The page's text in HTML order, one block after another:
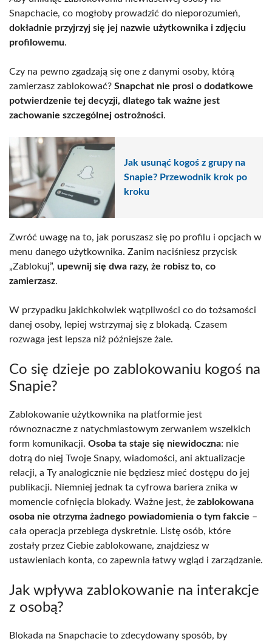
Snapchacie, co mogłoby prowadzić do nieporozumień,
dokładnie przyjrzyj się jej nazwie użytkownika i zdjęciu
profilowemu.
Czy na pewno zgadzają się one z danymi osoby, którą
zamierzasz zablokować? Snapchat nie prosi o dodatkowe
potwierdzenie tej decyzji, dlatego tak ważne jest
zachowanie szczególnej ostrożności.
Jak usunąć kogoś z grupy na
Snapie? Przewodnik krok po
kroku
Zwróć uwagę na to, jak poruszasz się po profilu i opcjach w
menu danego użytkownika. Zanim naciśniesz przycisk
„Zablokuj”, upewnij się dwa razy, że robisz to, co
zamierzasz.
W przypadku jakichkolwiek wątpliwości co do tożsamości
danej osoby, lepiej wstrzymaj się z blokadą. Czasem
rozwaga jest lepsza niż późniejsze żale.
Co się dzieje po zablokowaniu kogoś na
Snapie?
Zablokowanie użytkownika na platformie jest
równoznaczne z natychmiastowym zerwaniem wszelkich
form komunikacji. Osoba ta staje się niewidoczna: nie
dotrą do niej Twoje Snapy, wiadomości, ani aktualizacje
relacji, a Ty analogicznie nie będziesz mieć dostępu do jej
publikacji. Niemniej jednak ta cyfrowa bariera znika w
momencie cofnięcia blokady. Ważne jest, że zablokowana
osoba nie otrzyma żadnego powiadomienia o tym fakcie –
cała operacja przebiega dyskretnie. Listę osób, które
zostały przez Ciebie zablokowane, znajdziesz w
ustawieniach konta, co zapewnia łatwy wgląd i zarządzanie.
Jak wpływa zablokowanie na interakcje
z osobą?
Blokada na Snapchacie to zdecydowany sposób, by